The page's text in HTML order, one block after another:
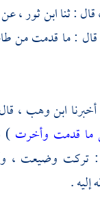
قال : ثناابن ثور ،
: ما قدمت من
ابن وهب ،
قدمت وأخرت)
تركت وضيعت ،
إليه .